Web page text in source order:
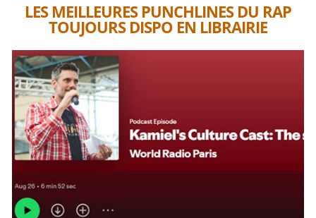
LES MEILLEURES PUNCHLINES DU RAP
TOUJOURS DISPO EN LIBRAIRIE